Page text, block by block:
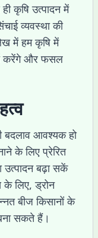
कृषि उत्पादन में
व्यवस्था की
में हम कृषि में
करेंगे और फसल
आवश्यक हो
के लिए प्रेरित
उत्पादन बढ़ा सकें
के लिए, ड्रोन
बीज किसानों के
सकते हैं।